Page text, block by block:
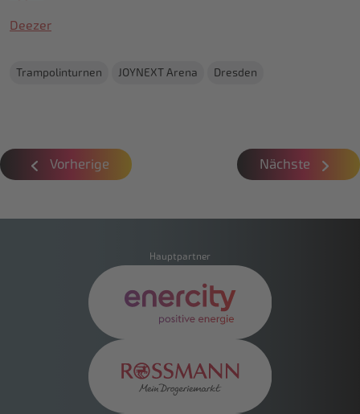
Deezer
Trampolinturnen JOYNEXT Arena Dresden
Vorherige Nächste
Hauptpartner